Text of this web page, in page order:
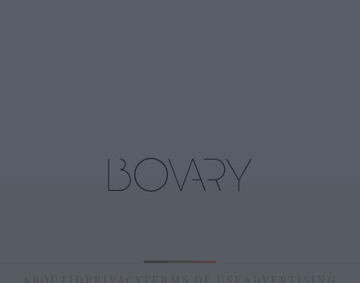
ABOUT ID PRIVACY TERMS OF USE ADVERTISING